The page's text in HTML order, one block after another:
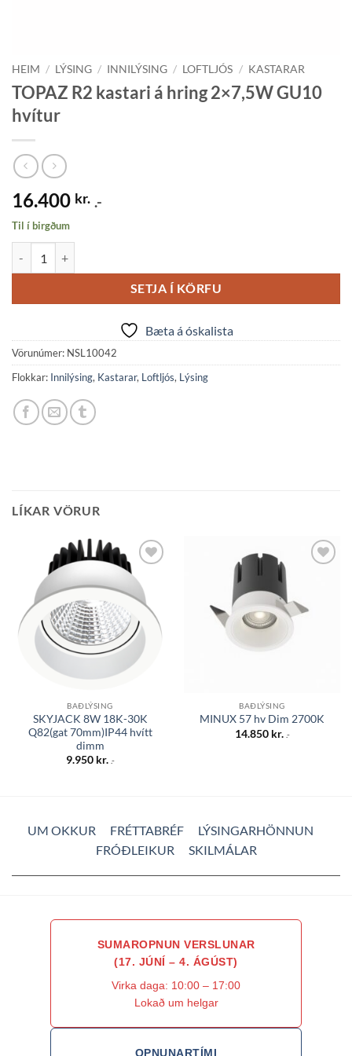
HEIM / LÝSING / INNILÝSING / LOFTLJÓS / KASTARAR
TOPAZ R2 kastari á hring 2×7,5W GU10
hvítur
16.400 kr. .-
Til í birgðum
SETJA Í KÖRFU
Bæta á óskalista
Vörunúmer: NSL10042
Flokkar: Innilýsing, Kastarar, Loftljós, Lýsing
LÍKAR VÖRUR
Bæta á
óskalista
BAÐLÝSING
SKYJACK 8W 18K-30K
Q82(gat 70mm)IP44 hvítt
dimm
9.950 kr. .-
BAÐLÝSING
MINUX 57 hv Dim 2700K
14.850 kr. .-
UM OKKUR FRÉTTABRÉF
LÝSINGARHÖNNUN
FRÓÐLEIKUR
SKILMÁLAR
SUMAROPNUN VERSLUNAR
(17. JÚNÍ – 4. ÁGÚST)
Virka daga: 10:00 – 17:00
Lokað um helgar
OPNUNARTÍMI